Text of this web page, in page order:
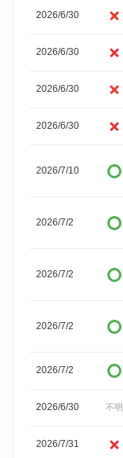
2026/6/30
2026/6/30
2026/6/30
2026/6/30
2026/7/10
2026/7/2
2026/7/2
2026/7/2
2026/7/2
2026/6/30 不明
2026/7/31